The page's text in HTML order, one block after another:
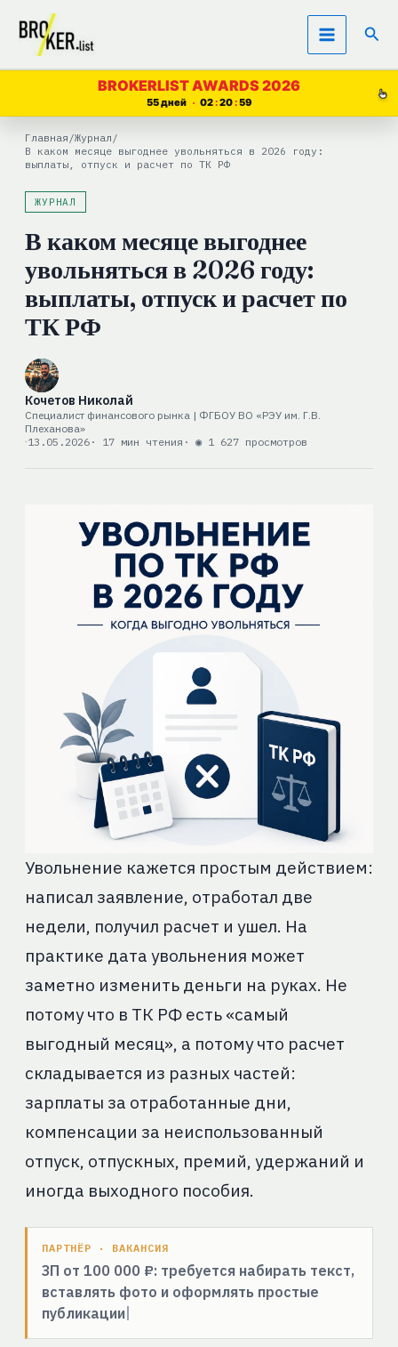
Перейти
содержимому
BROKERLIST AWARDS 2026
55 дней 02 20 57
Главная /Журнал /
В каком месяце выгоднее увольняться в 2026 году:
выплаты, отпуск и расчет по ТК РФ
ЖУРНАЛ
В каком месяце выгоднее
увольняться в 2026 году:
выплаты, отпуск и расчет по
ТК РФ
Кочетов Николай
Специалист финансового рынка | ФГБОУ ВО «РЭУ им. Г.В.
Плеханова»
13.05.2026· 17 мин чтения · ◉ 1 627 просмотров
Увольнение кажется простым действием:
написал заявление, отработал две
недели, получил расчет и ушел. На
практике дата увольнения может
заметно изменить деньги на руках. Не
потому что в ТК РФ есть «самый
выгодный месяц», а потому что расчет
складывается из разных частей:
зарплаты за отработанные дни,
компенсации за неиспользованный
отпуск, отпускных, премий, удержаний и
иногда выходного пособия.
ПАРТНЁР · ВАКАНСИЯ
ЗП от 100 000 ₽: требуется набирать текст,
вставлять фото и оформлять простые
публикации